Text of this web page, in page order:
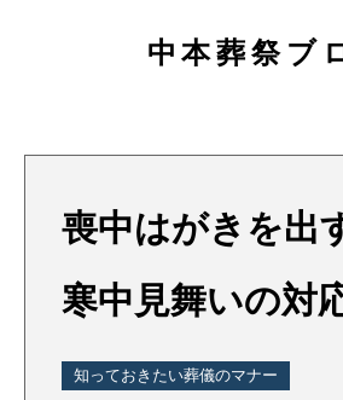
中本葬祭ブ
喪中はがきを出
寒中見舞いの対
知っておきたい葬儀のマナー